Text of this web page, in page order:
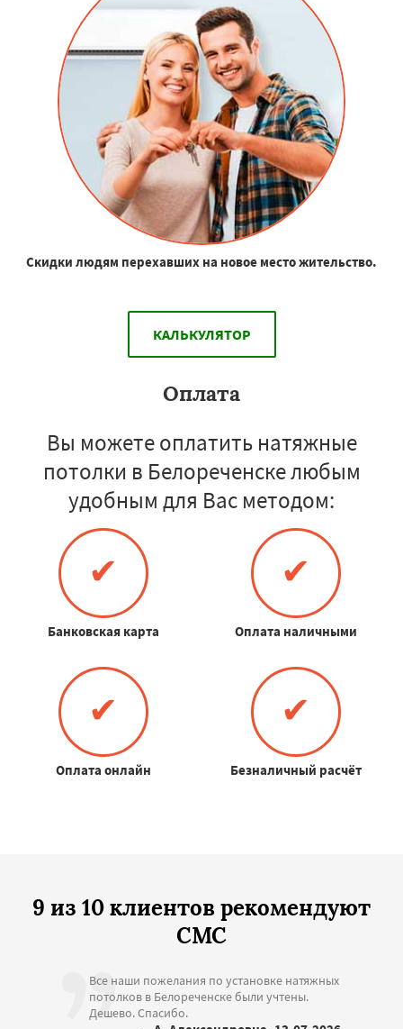
Скидки людям перехавших на новое место жительство.
КАЛЬКУЛЯТОР
Оплата
Вы можете оплатить натяжные
потолки в Белореченске любым
удобным для Вас методом:
✔
Банковская карта
✔
Оплата наличными
✔
Оплата онлайн
✔
Безналичный расчёт
9 из 10 клиентов рекомендуют
СМС
Все наши пожелания по установке натяжных
потолков в Белореченске были учтены.
Дешево. Спасибо.